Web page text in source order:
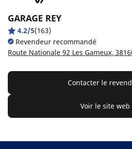
GARAGE REY
4.2/5(163)
Revendeur recommandé
Route Nationale 92 Les Gameux,
Contacter le
Voir le site web